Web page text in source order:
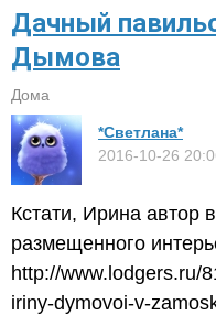
Дачный
Дымова
Дома
*Светлана*
2016-10-26
Кстати, Ирина автор
размещенного
http://www.lodgers.ru/
iriny-dymovoi-v-